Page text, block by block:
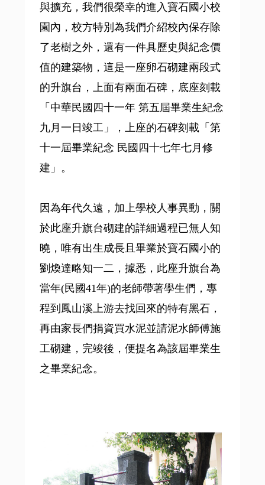
與擴充，我們很榮幸的進入寶石國小校
園內，校方特別為我們介紹校內保存除
了老樹之外，還有一件具歷史與紀念價
值的建築物，這是一座卵石砌建兩段式
的升旗台，上面有兩面石碑，底座刻載
「中華民國四十一年 第五屆畢業生紀念
九月一日竣工」，上座的石碑刻載「第
十一屆畢業紀念 民國四十七年七月修
建」。
因為年代久遠，加上學校人事異動，關
於此座升旗台砌建的詳細過程已無人知
曉，唯有出生成長且畢業於寶石國小的
劉煥達略知一二，據悉，此座升旗台為
當年(民國41年)的老師帶著學生們，專
程到鳳山溪上游去找回來的特有黑石，
再由家長們捐資買水泥並請泥水師傅施
工砌建，完竣後，便提名為該屆畢業生
之畢業紀念。